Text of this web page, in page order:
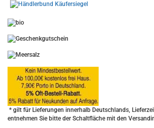
* gilt für Lieferungen innerhalb Deutschlands,
entnehmen Sie bitte der Schaltfläche mit den